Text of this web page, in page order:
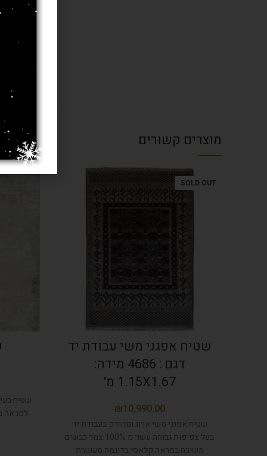
עובי שטיח
צבע
מוצרים קשורים
SOLD OUT
שטיח אפגני משי עבודת יד
דגם : 4686 מידה:
1.15X1.67 מ'
₪
שטיח אפגני משי ארוג ומהודק בעבודת יד
בעל צפיפות גבוהה עשוי מ 100% צמר כבשים
משובח במראה קלאסי בדוגמה מעוטרת
שטיח
למראה